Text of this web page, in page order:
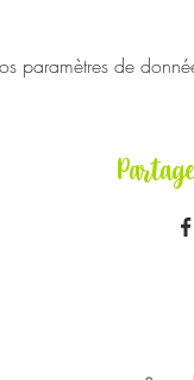
paramètres de